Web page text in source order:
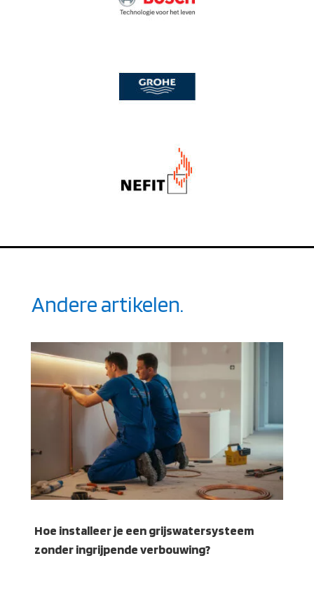
Andere artikelen.
Hoe installeer je een grijswatersysteem
zonder ingrijpende verbouwing?